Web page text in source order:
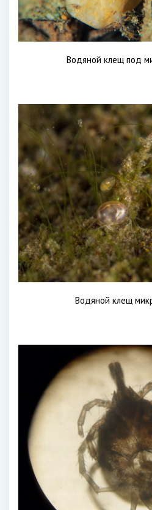
Водяной клещ под
Водяной клещ